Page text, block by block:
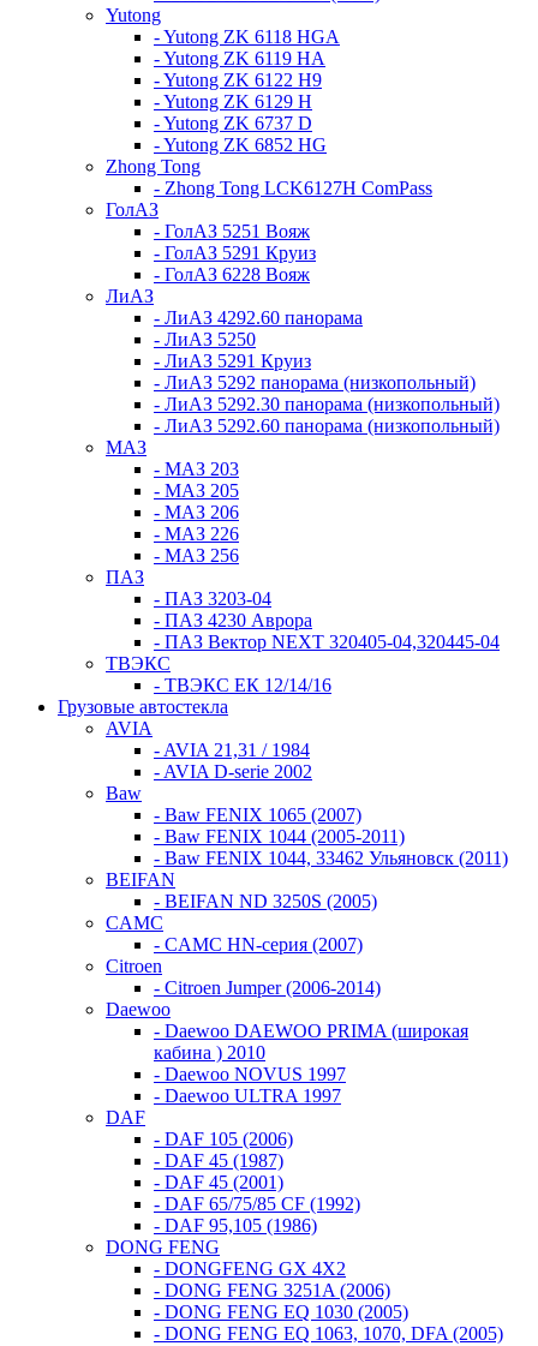
Yutong
- Yutong ZK 6118 HGA
- Yutong ZK 6119 HA
- Yutong ZK 6122 H9
- Yutong ZK 6129 H
- Yutong ZK 6737 D
- Yutong ZK 6852 HG
Zhong Tong
- Zhong Tong LCK6127H ComPass
ГолАЗ
- ГолАЗ 5251 Вояж
- ГолАЗ 5291 Круиз
- ГолАЗ 6228 Вояж
ЛиАЗ
- ЛиАЗ 4292.60 панорама
- ЛиАЗ 5250
- ЛиАЗ 5291 Круиз
- ЛиАЗ 5292 панорама (низкопольный)
- ЛиАЗ 5292.30 панорама (низкопольный)
- ЛиАЗ 5292.60 панорама (низкопольный)
МАЗ
- МАЗ 203
- МАЗ 205
- МАЗ 206
- МАЗ 226
- МАЗ 256
ПАЗ
- ПАЗ 3203-04
- ПАЗ 4230 Аврора
- ПАЗ Вектор NEXT 320405-04,320445-04
ТВЭКС
- ТВЭКС ЕК 12/14/16
Грузовые автостекла
AVIA
- AVIA 21,31 / 1984
- AVIA D-serie 2002
Baw
- Baw FENIX 1065 (2007)
- Baw FENIX 1044 (2005-2011)
- Baw FENIX 1044, 33462 Ульяновск (2011)
BEIFAN
- BEIFAN ND 3250S (2005)
CAMC
- CAMC HN-серия (2007)
Citroen
- Citroen Jumper (2006-2014)
Daewoo
- Daewoo DAEWOO PRIMA (широкая
кабина ) 2010
- Daewoo NOVUS 1997
- Daewoo ULTRA 1997
DAF
- DAF 105 (2006)
- DAF 45 (1987)
- DAF 45 (2001)
- DAF 65/75/85 CF (1992)
- DAF 95,105 (1986)
DONG FENG
- DONGFENG GX 4X2
- DONG FENG 3251A (2006)
- DONG FENG EQ 1030 (2005)
- DONG FENG EQ 1063, 1070, DFA (2005)